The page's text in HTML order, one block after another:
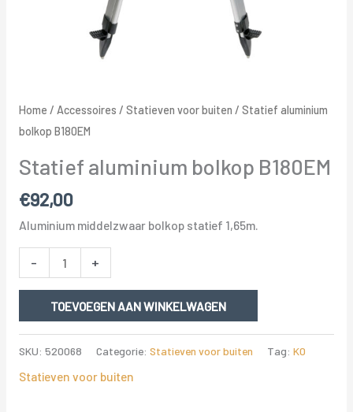
Home / Accessoires / Statieven voor buiten / Statief aluminium
bolkop B180EM
Statief aluminium bolkop B180EM
€92,00
Aluminium middelzwaar bolkop statief 1,65m.
-
aluminium
bolkop
B180EM
+
TOEVOEGEN AAN WINKELWAGEN
SKU: 520068 Categorie: Statieven voor buiten Tag: K0
Statieven voor buiten